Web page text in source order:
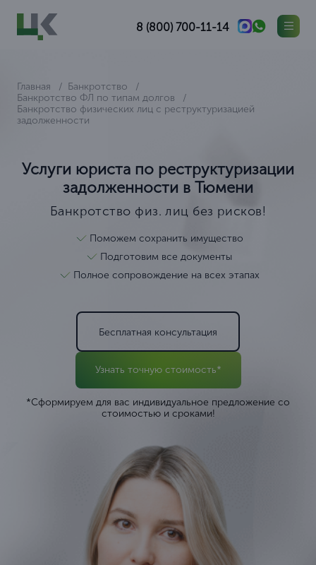
8 (800) 700-11-14
Главная
Банкротство
Банкротство ФЛ по типам долгов
Банкротство физических лиц с реструктуризацией
задолженности
Услуги юриста по реструктуризации
задолженности в Тюмени
Банкротство физ. лиц без рисков!
Поможем сохранить имущество
Подготовим все документы
Полное сопровождение на всех этапах
Бесплатная консультация
Узнать точную стоимость*
*Сформируем для вас индивидуальное предложение со
стоимостью и сроками!